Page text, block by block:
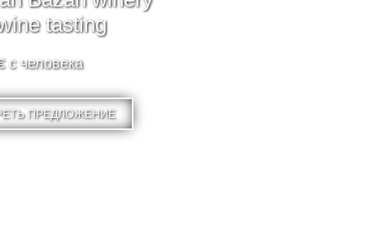
tasting
с человека
ПРЕДЛОЖЕНИЕ